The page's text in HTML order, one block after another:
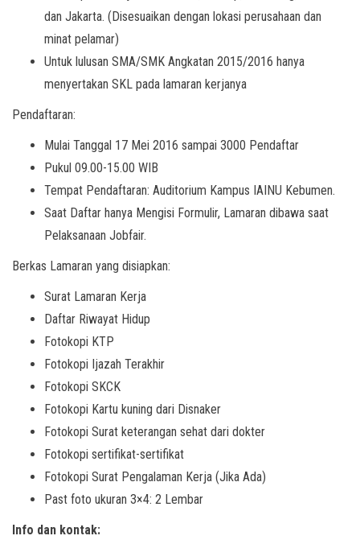
dan Jakarta. (Disesuaikan dengan lokasi perusahaan dan
minat pelamar)
Untuk lulusan SMA/SMK Angkatan 2015/2016 hanya
menyertakan SKL pada lamaran kerjanya
Pendaftaran:
Mulai Tanggal 17 Mei 2016 sampai 3000 Pendaftar
Pukul 09.00-15.00 WIB
Tempat Pendaftaran: Auditorium Kampus IAINU Kebumen.
Saat Daftar hanya Mengisi Formulir, Lamaran dibawa saat
Pelaksanaan Jobfair.
Berkas Lamaran yang disiapkan:
Surat Lamaran Kerja
Daftar Riwayat Hidup
Fotokopi KTP
Fotokopi Ijazah Terakhir
Fotokopi SKCK
Fotokopi Kartu kuning dari Disnaker
Fotokopi Surat keterangan sehat dari dokter
Fotokopi sertifikat-sertifikat
Fotokopi Surat Pengalaman Kerja (Jika Ada)
Past foto ukuran 3×4: 2 Lembar
Info dan kontak: